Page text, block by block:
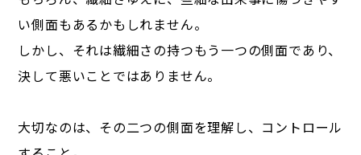
い側面もあるかもしれません。
しかし、それは繊細さの持つもう一つの側面であり、
決して悪いことではありません。
大切なのは、その二つの側面を理解し、コントロール